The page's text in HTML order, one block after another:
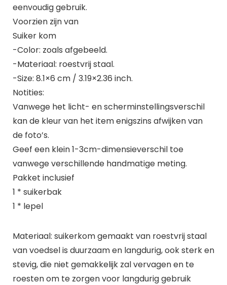
eenvoudig gebruik.
Voorzien zijn van
Suiker kom
-Color: zoals afgebeeld.
-Materiaal: roestvrij staal.
-Size: 8.1×6 cm / 3.19×2.36 inch.
Notities:
Vanwege het licht- en scherminstellingsverschil
kan de kleur van het item enigszins afwijken van
de foto’s.
Geef een klein 1-3cm-dimensieverschil toe
vanwege verschillende handmatige meting.
Pakket inclusief
1 * suikerbak
1 * lepel
Materiaal: suikerkom gemaakt van roestvrij staal
van voedsel is duurzaam en langdurig, ook sterk en
stevig, die niet gemakkelijk zal vervagen en te
roesten om te zorgen voor langdurig gebruik